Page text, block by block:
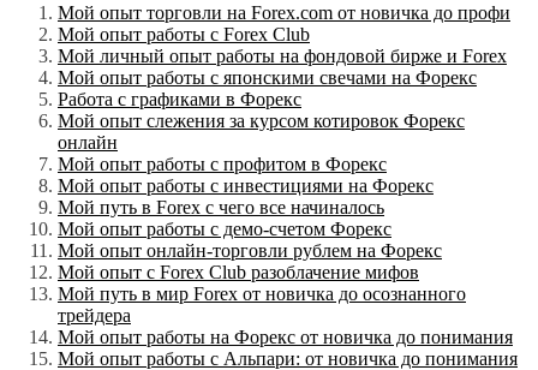
Мой опыт торговли на Forex.com от новичка до профи
Мой опыт работы с Forex Club
Мой личный опыт работы на фондовой бирже и Forex
Мой опыт работы с японскими свечами на Форекс
Работа с графиками в Форекс
Мой опыт слежения за курсом котировок Форекс
онлайн
Мой опыт работы с профитом в Форекс
Мой опыт работы с инвестициями на Форекс
Мой путь в Forex с чего все начиналось
Мой опыт работы с демо-счетом Форекс
Мой опыт онлайн-торговли рублем на Форекс
Мой опыт с Forex Club разоблачение мифов
Мой путь в мир Forex от новичка до осознанного
трейдера
Мой опыт работы на Форекс от новичка до понимания
Мой опыт работы с Альпари: от новичка до понимания